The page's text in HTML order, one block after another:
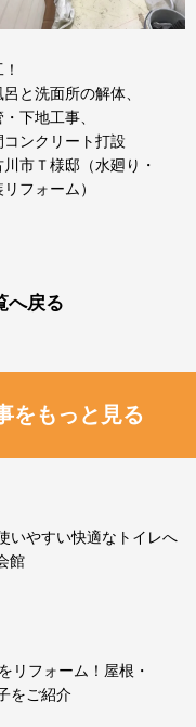
へ戻る
呂と洗面所の解体、
下地工事、
コンクリート打設
川市Ｔ様邸（水廻り・
フォーム）
をもっと見る
いやすい快適なトイレへ
館
リフォーム！屋根・
をご紹介